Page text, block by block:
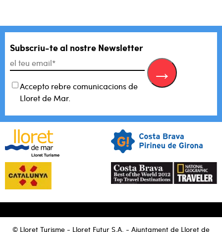
Subscriu-te al nostre Newsletter
Accepto rebre comunicacions de
Lloret de Mar.
© Lloret Turisme - Lloret Futur S.A. - Ajuntament de Lloret de